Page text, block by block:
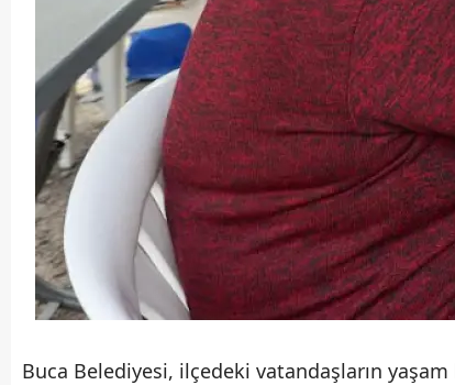
Buca Belediyesi, ilçedeki vatandaşların